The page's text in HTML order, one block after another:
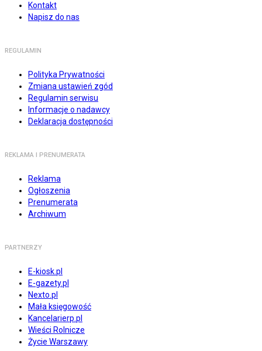
Kontakt
Napisz do nas
REGULAMIN
Polityka Prywatności
Zmiana ustawień zgód
Regulamin serwisu
Informacje o nadawcy
Deklaracja dostępności
REKLAMA I PRENUMERATA
Reklama
Ogłoszenia
Prenumerata
Archiwum
PARTNERZY
E-kiosk.pl
E-gazety.pl
Nexto.pl
Mała księgowość
Kancelarierp.pl
Wieści Rolnicze
Życie Warszawy